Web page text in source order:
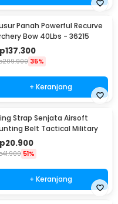
Panah Powerful Recurve
Bow 40Lbs - 36215
137.300
209.900 35%
+ Keranjang
Strap Senjata Airsoft
Belt Tactical Military
20.900
41.900 51%
+ Keranjang